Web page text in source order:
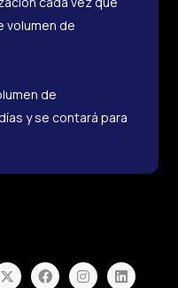
volumen de
de
y se contará para